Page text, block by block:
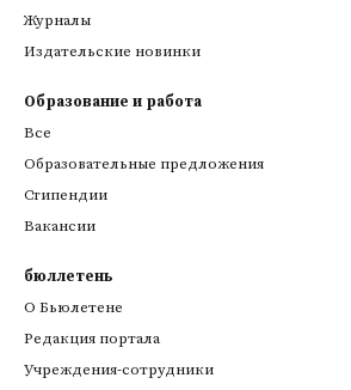
Журналы
Издательские новинки
Образование и работа
Все
Образовательные предложения
Стипендии
Вакансии
бюллетень
О Бьюлетене
Редакция портала
Учреждения-сотрудники